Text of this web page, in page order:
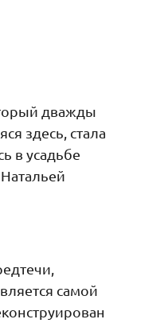
дважды
здесь, стала
в усадьбе
самой